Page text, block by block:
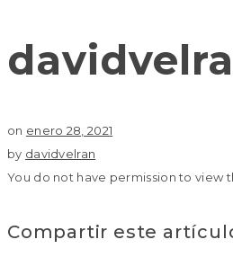
on enero 28, 2021
by davidvelran
You do not have permission to view
Compartir este